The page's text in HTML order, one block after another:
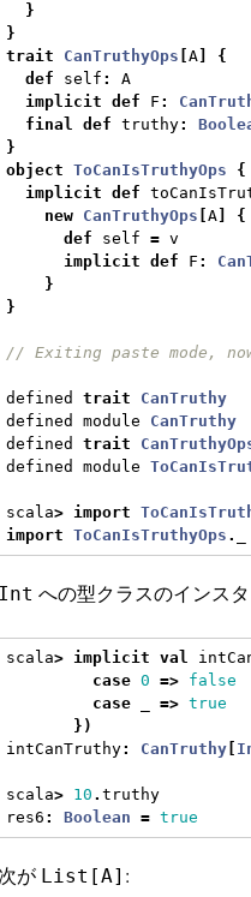
}
}
trait
CanTruthyOps [A
{
def self :
A
implicit
def F :
final
def truthy:
}
object
ToCanIsTruthyOps
{
implicit
def
new CanTruthyOps [A
{
def self = v
implicit
def F :
}
}
// Exiting paste mode,
defined trait
CanTruthy
defined module CanTruthy
defined trait
defined module
scala> import
import
ToCanIsTruthyOps .
Int への型クラスのインス
scala> implicit val
case 0 => false
case _ => true
})
intCanTruthy: CanTruthy
scala> 10 .truthy
res6 : Boolean = true
次が List[A] :